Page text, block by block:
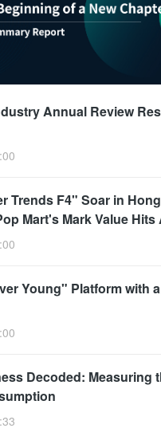
Annual Review
Trends F4" Soar in
Mart's Mark Value Hits
Young" Platform with
Decoded: Measuring